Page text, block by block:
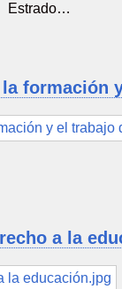
Estrado…
formación
a la